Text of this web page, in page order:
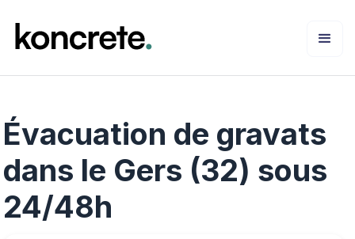
Évacuation de gravats
dans le Gers (32) sous
24/48h